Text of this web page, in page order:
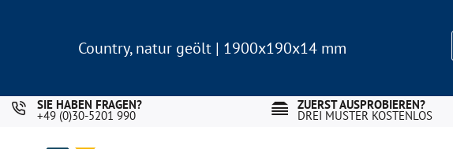
Country, natur geölt | 1900x190x14 mm
SIE HABEN FRAGEN?
+49 (0)30-5201 990
ZUERST AUSPROBIEREN?
DREI MUSTER KOSTENLOS